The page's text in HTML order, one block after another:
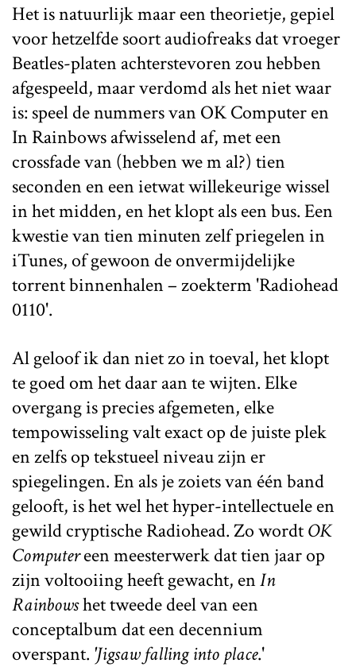
Het is natuurlijk maar een theorietje, gepiel
voor hetzelfde soort audiofreaks dat vroeger
Beatles-platen achterstevoren zou hebben
afgespeeld, maar verdomd als het niet waar
is: speel de nummers van OK Computer en
In Rainbows afwisselend af, met een
crossfade van (hebben we m al?) tien
seconden en een ietwat willekeurige wissel
in het midden, en het klopt als een bus. Een
kwestie van tien minuten zelf priegelen in
iTunes, of gewoon de onvermijdelijke
torrent binnenhalen – zoekterm 'Radiohead
0110'.
Al geloof ik dan niet zo in toeval, het klopt
te goed om het daar aan te wijten. Elke
overgang is precies afgemeten, elke
tempowisseling valt exact op de juiste plek
en zelfs op tekstueel niveau zijn er
spiegelingen. En als je zoiets van één band
gelooft, is het wel het hyper-intellectuele en
gewild cryptische Radiohead. Zo wordtOK
Computereen meesterwerk dat tien jaar op
zijn voltooiing heeft gewacht, enIn
Rainbowshet tweede deel van een
conceptalbum dat een decennium
overspant. 'Jigsaw falling into place.'